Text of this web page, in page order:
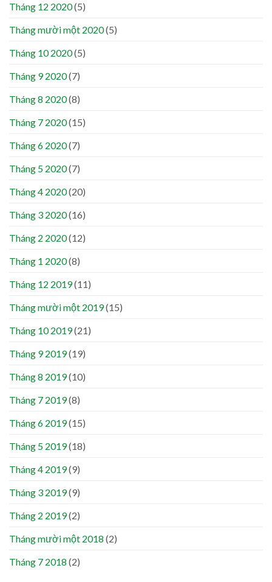
Tháng 12 2020(5)
Tháng mười một 2020(5)
Tháng 10 2020(5)
Tháng 9 2020(7)
Tháng 8 2020(8)
Tháng 7 2020(15)
Tháng 6 2020(7)
Tháng 5 2020(7)
Tháng 4 2020(20)
Tháng 3 2020(16)
Tháng 2 2020(12)
Tháng 1 2020(8)
Tháng 12 2019(11)
Tháng mười một 2019(15)
Tháng 10 2019(21)
Tháng 9 2019(19)
Tháng 8 2019(10)
Tháng 7 2019(8)
Tháng 6 2019(15)
Tháng 5 2019(18)
Tháng 4 2019(9)
Tháng 3 2019(9)
Tháng 2 2019(2)
Tháng mười một 2018 (2)
Tháng 7 2018 (2)